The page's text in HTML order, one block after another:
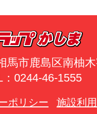
馬市鹿島区南柚
：0244-46-1555
ポリシー 施設利